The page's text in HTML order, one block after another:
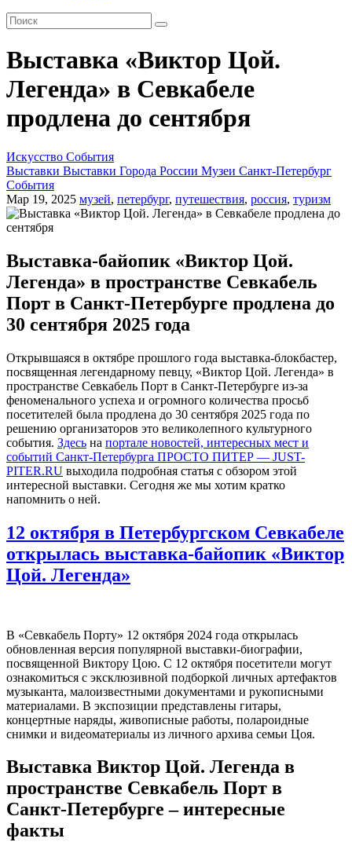
Выставка «Виктор Цой.
Легенда» в Севкабеле
продлена до сентября
Искусство События
Выставки Выставки Города России Музеи Санкт-Петербург
События
Мар 19, 2025 музей, петербург, путешествия, россия, туризм
Выставка-байопик «Виктор Цой.
Легенда» в пространстве Севкабель
Порт в Санкт-Петербурге продлена до
30 сентября 2025 года
Открывшаяся в октябре прошлого года выставка-блокбастер,
посвященная легендарному певцу, «Виктор Цой. Легенда» в
пространстве Севкабель Порт в Санкт-Петербурге из-за
феноменального успеха и огромного количества просьб
посетителей была продлена до 30 сентября 2025 года по
решению организаторов это великолепного культурного
события. Здесь на портале новостей, интересных мест и
событий Санкт-Петербурга ПРОСТО ПИТЕР — JUST-
PITER.RU выходила подробная статья с обзором этой
интересной выставки. Сегодня же мы хотим кратко
напомнить о ней.
12 октября в Петербургском Севкабеле
открылась выставка-байопик «Виктор
Цой. Легенда»
В «Севкабель Порту» 12 октября 2024 года открылась
обновленная версия популярной выставки-биографии,
посвященной Виктору Цою. С 12 октября посетители могут
ознакомиться с эксклюзивной подборкой личных артефактов
музыканта, малоизвестными документами и рукописными
материалами. В экспозиции представлены гитары,
концертные наряды, живописные работы, полароидные
снимки и видеоматериалы из личного архива семьи Цоя.
Выставка Виктор Цой. Легенда в
пространстве Севкабель Порт в
Санкт-Петербурге – интересные
факты